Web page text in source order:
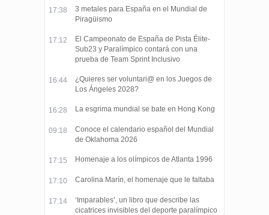
17:38
3 metales para España en el Mundial de
Piragüismo
17:12
El Campeonato de España de Pista Élite-
Sub23 y Paralímpico contará con una
prueba de Team Sprint Inclusivo
16:44
¿Quieres ser voluntari@ en los Juegos de
Los Ángeles 2028?
16:28 La esgrima mundial se bate en Hong Kong
09:18
Conoce el calendario español del Mundial
de Oklahoma 2026
17:15 Homenaje a los olímpicos de Atlanta 1996
17:10 Carolina Marín, el homenaje que le faltaba
17:14
‘Imparables’, un libro que describe las
cicatrices invisibles del deporte paralímpico